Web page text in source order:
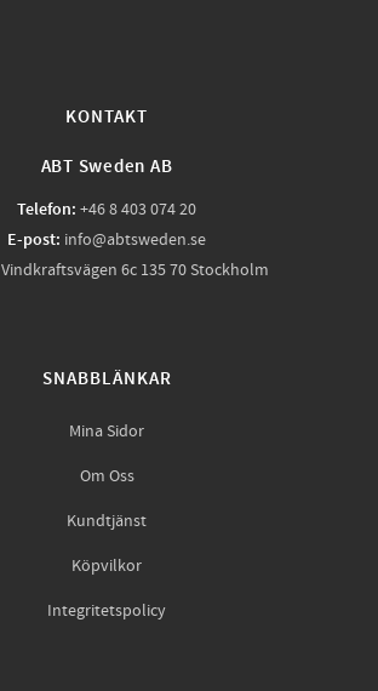
KONTAKT
ABT Sweden AB
Telefon: +46 8 403 074 20
E-post: info@abtsweden.se
Vindkraftsvägen 6c 135 70 Stockholm
SNABBLÄNKAR
Mina Sidor
Om Oss
Kundtjänst
Köpvilkor
Integritetspolicy